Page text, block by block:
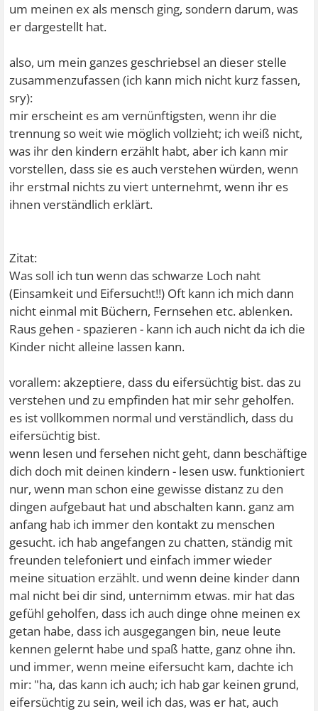
um meinen ex als mensch ging, sondern darum, was
er dargestellt hat.
also, um mein ganzes geschriebsel an dieser stelle
zusammenzufassen (ich kann mich nicht kurz fassen,
sry):
mir erscheint es am vernünftigsten, wenn ihr die
trennung so weit wie möglich vollzieht; ich weiß nicht,
was ihr den kindern erzählt habt, aber ich kann mir
vorstellen, dass sie es auch verstehen würden, wenn
ihr erstmal nichts zu viert unternehmt, wenn ihr es
ihnen verständlich erklärt.
Zitat:
Was soll ich tun wenn das schwarze Loch naht
(Einsamkeit und Eifersucht!!) Oft kann ich mich dann
nicht einmal mit Büchern, Fernsehen etc. ablenken.
Raus gehen - spazieren - kann ich auch nicht da ich die
Kinder nicht alleine lassen kann.
vorallem: akzeptiere, dass du eifersüchtig bist. das zu
verstehen und zu empfinden hat mir sehr geholfen.
es ist vollkommen normal und verständlich, dass du
eifersüchtig bist.
wenn lesen und fersehen nicht geht, dann beschäftige
dich doch mit deinen kindern - lesen usw. funktioniert
nur, wenn man schon eine gewisse distanz zu den
dingen aufgebaut hat und abschalten kann. ganz am
anfang hab ich immer den kontakt zu menschen
gesucht. ich hab angefangen zu chatten, ständig mit
freunden telefoniert und einfach immer wieder
meine situation erzählt. und wenn deine kinder dann
mal nicht bei dir sind, unternimm etwas. mir hat das
gefühl geholfen, dass ich auch dinge ohne meinen ex
getan habe, dass ich ausgegangen bin, neue leute
kennen gelernt habe und spaß hatte, ganz ohne ihn.
und immer, wenn meine eifersucht kam, dachte ich
mir: "ha, das kann ich auch; ich hab gar keinen grund,
eifersüchtig zu sein, weil ich das, was er hat, auch